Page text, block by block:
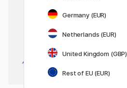
Germany (EUR)
Netherlands (EUR)
United Kingdom (GBP)
Rest of EU (EUR)